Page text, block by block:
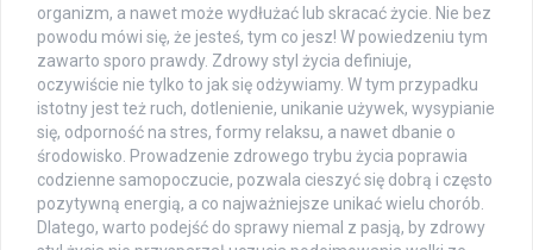
organizm, a nawet może wydłużać lub skracać życie. Nie bez
powodu mówi się, że jesteś, tym co jesz! W powiedzeniu tym
zawarto sporo prawdy. Zdrowy styl życia definiuje,
oczywiście nie tylko to jak się odżywiamy. W tym przypadku
istotny jest też ruch, dotlenienie, unikanie używek, wysypianie
się, odporność na stres, formy relaksu, a nawet dbanie o
środowisko. Prowadzenie zdrowego trybu życia poprawia
codzienne samopoczucie, pozwala cieszyć się dobrą i często
pozytywną energią, a co najważniejsze unikać wielu chorób.
Dlatego, warto podejść do sprawy niemal z pasją, by zdrowy